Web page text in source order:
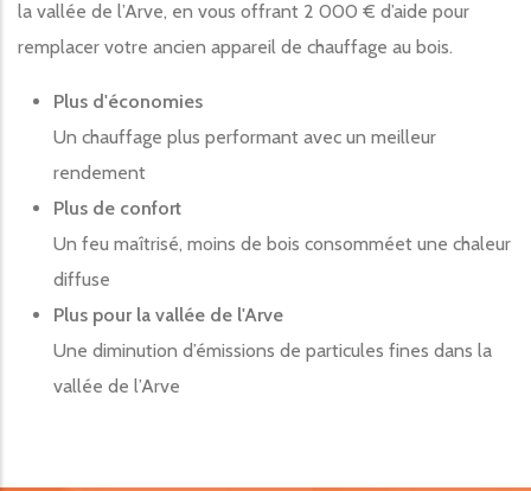
la vallée de l’Arve, en vous offrant 2 000 € d’aide pour
remplacer votre ancien appareil de chauffage au bois.
Plus d'économies
Un chauffage plus performant avec un meilleur
rendement
Plus de confort
Un feu maîtrisé, moins de bois consomméet une chaleur
diffuse
Plus pour la vallée de l'Arve
Une diminution d’émissions de particules fines dans la
vallée de l’Arve